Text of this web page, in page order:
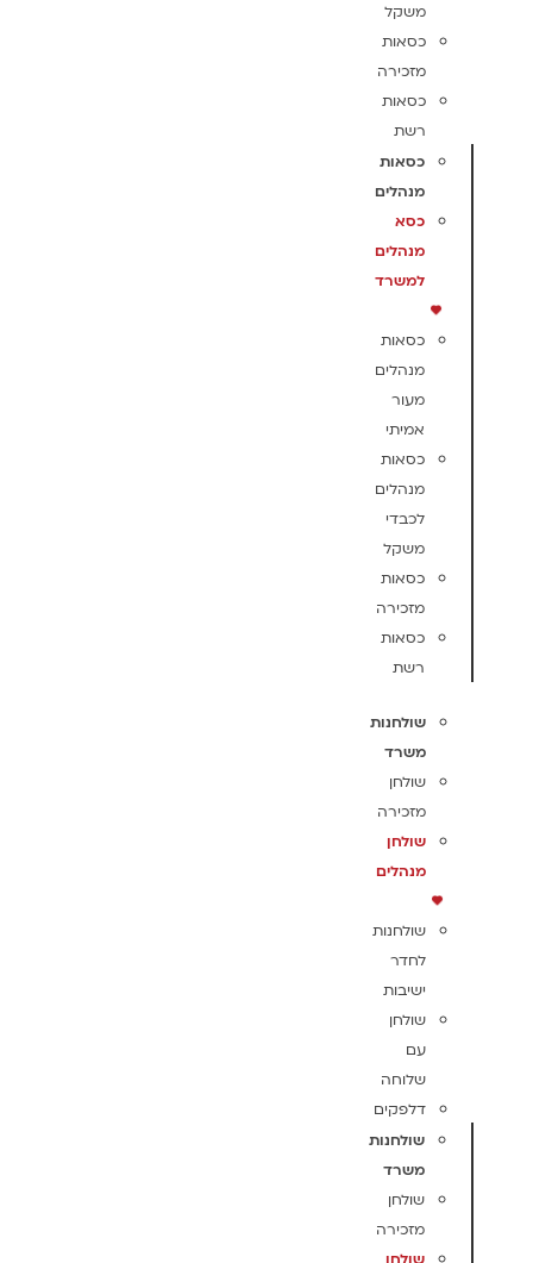
משקל
כסאות
מזכירה
כסאות
רשת
כסאות
מנהלים
כסא
מנהלים
למשרד
כסאות
מנהלים
מעור
אמיתי
כסאות
מנהלים
לכבדי
משקל
כסאות
מזכירה
כסאות
רשת
שולחנות
משרד
שולחן
מזכירה
שולחן
מנהלים
שולחנות
לחדר
ישיבות
שולחן
עם
שלוחה
דלפקים
שולחנות
משרד
שולחן
מזכירה